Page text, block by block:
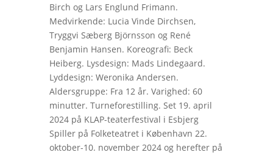
Birch og Lars Englund Frimann.
Medvirkende: Lucia Vinde Dirchsen,
Tryggvi Sæberg Björnsson og René
Benjamin Hansen. Koreografi: Beck
Heiberg. Lysdesign: Mads Lindegaard.
Lyddesign: Weronika Andersen.
Aldersgruppe: Fra 12 år. Varighed: 60
minutter. Turneforestilling. Set 19. april
2024 på KLAP-teaterfestival i Esbjerg
Spiller på Folketeatret i København 22.
oktober-10. november 2024 og herefter på